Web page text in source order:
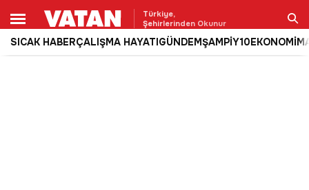
Türkiye,
Şehirlerinden Okunur
SICAK HABERÇALIŞMA HAYATIGÜNDEMŞAMPİY10EKONOMİ
Ara